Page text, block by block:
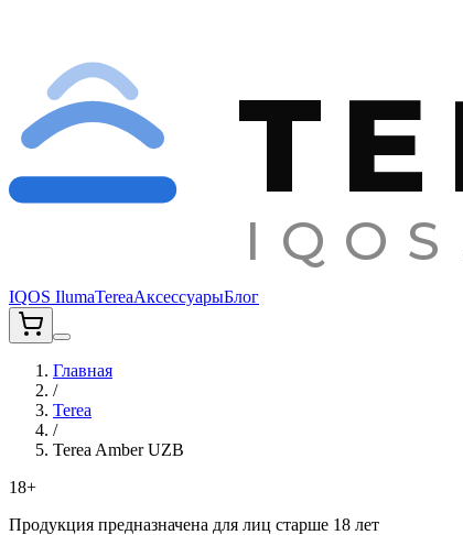
IQOS IlumaTereaАксессуарыБлог
Главная
/
Terea
/
Terea Amber UZB
18+
Продукция предназначена для лиц старше 18 лет